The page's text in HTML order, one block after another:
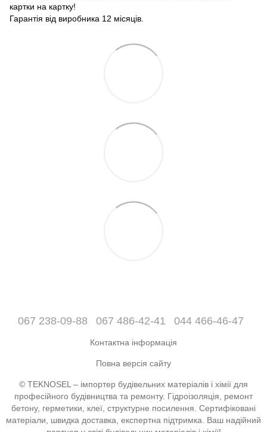
картки на картку!
Гарантія від виробника 12 місяців.
067 238-09-88 067 486-42-41 044 466-46-47
Контактна інформація
Повна версія сайту
© TEKNOSEL – імпортер будівельних матеріалів і хімії для
професійного будівництва та ремонту. Гідроізоляція, ремонт
бетону, герметики, клеї, структурне посилення. Сертифіковані
матеріали, швидка доставка, експертна підтримка. Ваш надійний